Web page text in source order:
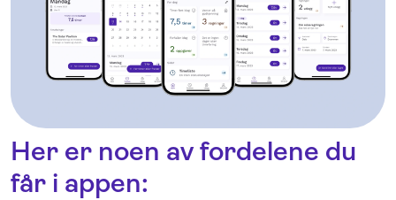
Her er noen av fordelene du
får i appen: